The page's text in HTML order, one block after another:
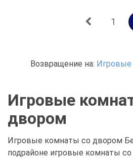
1
Возвращение на:
Игровые
двором
Игровые комнаты со двором
подрайоне игровые комнаты